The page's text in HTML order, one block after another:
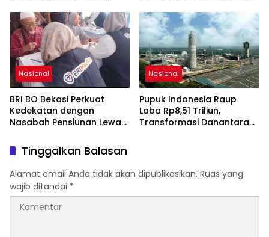
Bintan
Nasional
BRI BO Bekasi Perkuat
Kedekatan dengan
Nasabah Pensiunan Lewat
Nasional
Pupuk Indonesia Raup
Laba Rp8,51 Triliun,
Transformasi Danantara
Tinggalkan Balasan
Alamat email Anda tidak akan dipublikasikan. Ruas yang
wajib ditandai *